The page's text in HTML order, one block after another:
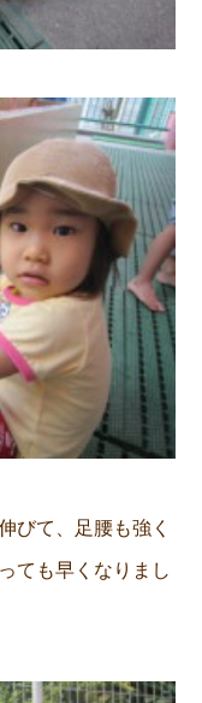
びて、足腰も強く
ても早くなりまし